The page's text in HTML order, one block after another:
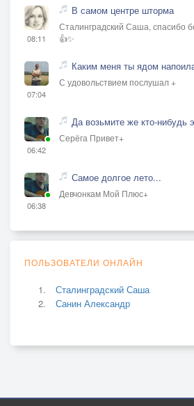
08:11
В самом центре шторма
Сталинградский Саша, спасибо
👍✨
07:04
Каким меня ты ядом
С удовольствием послушал +
06:42
Да возьмите же кто-нибудь
Серёга Привет+
06:38
Самое долгое лето...
Девчонкам Мой Плюс+
ПОЛЬЗОВАТЕЛИ ОНЛАЙН
Сталинградский Саша
Санин Александр